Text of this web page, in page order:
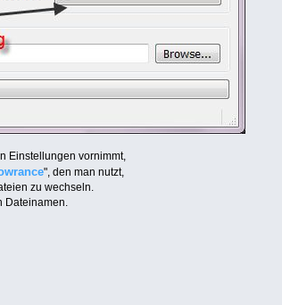
Einstellungen vornimmt,
", den man nutzt,
zu wechseln.
Dateinamen.